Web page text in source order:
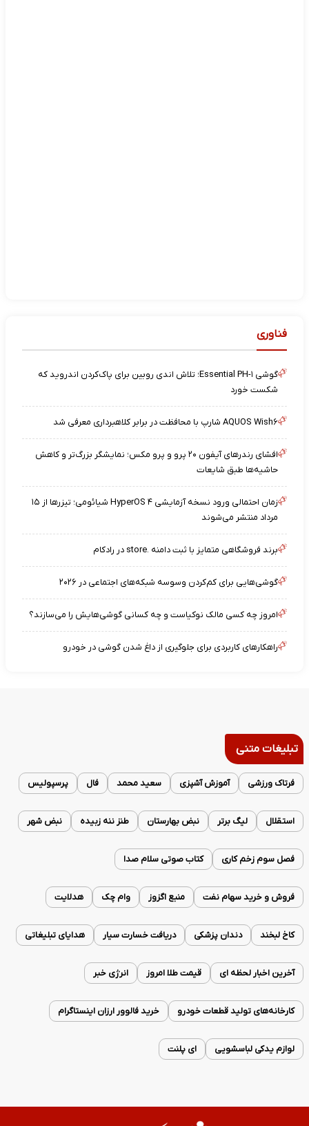
فناوری
گوشی Essential PH-۱؛ تلاش اندی روبین برای پاک‌کردن اندروید که
شکست خورد
AQUOS Wish۶ شارپ با محافظت در برابر کلاهبرداری معرفی شد
افشای رندرهای آیفون ۲۰ پرو و پرو مکس؛ نمایشگر بزرگ‌تر و کاهش
حاشیه‌ها طبق شایعات
زمان احتمالی ورود نسخه آزمایشی HyperOS ۴ شیائومی؛ تیزرها از ۱۵
مرداد منتشر می‌شوند
برند فروشگاهی متمایز با ثبت دامنه .store در رادکام
گوشی‌هایی برای کم‌کردن وسوسه شبکه‌های اجتماعی در ۲۰۲۶
امروز چه کسی مالک نوکیاست و چه کسانی گوشی‌هایش را می‌سازند؟
راهکارهای کاربردی برای جلوگیری از داغ شدن گوشی در خودرو
تبلیغات متنی
فرتاک ورزشی آموزش آشپزی سعید محمد فال پرسپولیس
استقلال لیگ برتر نبض بهارستان طنز ننه زبیده نبض شهر
فصل سوم زخم کاری کتاب صوتی سلام صدا
فروش و خرید سهام نفت منبع اگزوز وام چک هدلایت
کاخ لبخند دندان پزشکی دریافت خسارت سیار هدایای تبلیغاتی
آخرین اخبار لحظه ای قیمت طلا امروز انرژی خبر
کارخانه‌های تولید قطعات خودرو خرید فالوور ارزان اینستاگرام
لوازم یدکی لباسشویی ای پلنت